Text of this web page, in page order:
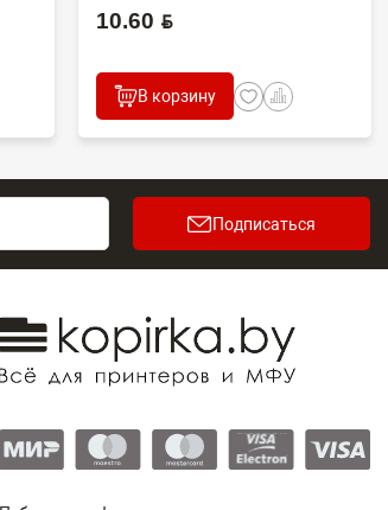
10.60 BYN
В корзину
Подписаться